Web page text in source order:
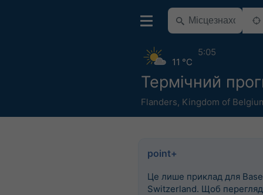
Термічний
Flanders, Kingdom of
11 °C
5:05
point+
Це лише приклад для
Switzerland. Щоб